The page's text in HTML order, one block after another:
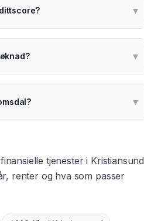
▾
▾
▾
tjenester i Kristiansund
renter og hva som passer